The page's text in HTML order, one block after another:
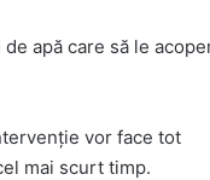
apă care să le
vor face tot
mai scurt timp.